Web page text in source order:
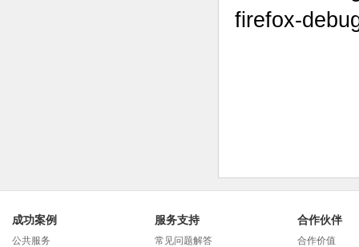
firefox-
成功案例
公共服务
服务支持
常见问题解答
合作伙伴
合作价值